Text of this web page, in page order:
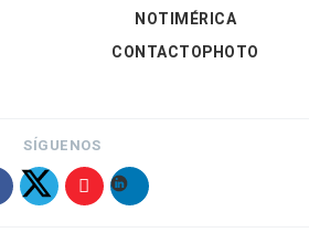
NOTIMÉRICA
CONTACTOPHOTO
SÍGUENOS